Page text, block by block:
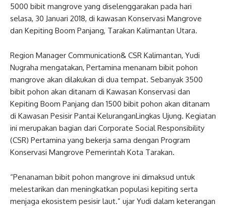
5000 bibit mangrove yang diselenggarakan pada hari
selasa, 30 Januari 2018, di kawasan Konservasi Mangrove
dan Kepiting Boom Panjang, Tarakan Kalimantan Utara.
Region Manager Communication& CSR Kalimantan, Yudi
Nugraha mengatakan, Pertamina menanam bibit pohon
mangrove akan dilakukan di dua tempat. Sebanyak 3500
bibit pohon akan ditanam di Kawasan Konservasi dan
Kepiting Boom Panjang dan 1500 bibit pohon akan ditanam
di Kawasan Pesisir Pantai KeluranganLingkas Ujung. Kegiatan
ini merupakan bagian dari Corporate Social Responsibility
(CSR) Pertamina yang bekerja sama dengan Program
Konservasi Mangrove Pemerintah Kota Tarakan.
“Penanaman bibit pohon mangrove ini dimaksud untuk
melestarikan dan meningkatkan populasi kepiting serta
menjaga ekosistem pesisir laut.” ujar Yudi dalam keterangan